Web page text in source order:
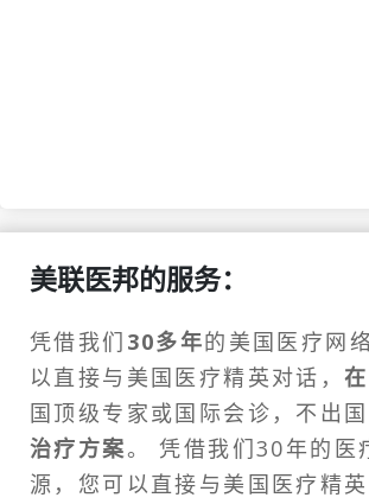
美联医邦的服务：
凭借我们 30多年的美国医疗网
以直接与美国医疗精英对话，
国顶级专家或 国际会诊 ，不出
治疗方案。 凭借我们30年的医
源，您可以直接与美国医疗精